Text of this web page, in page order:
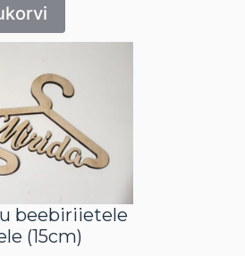
beebiriietele
(15cm)